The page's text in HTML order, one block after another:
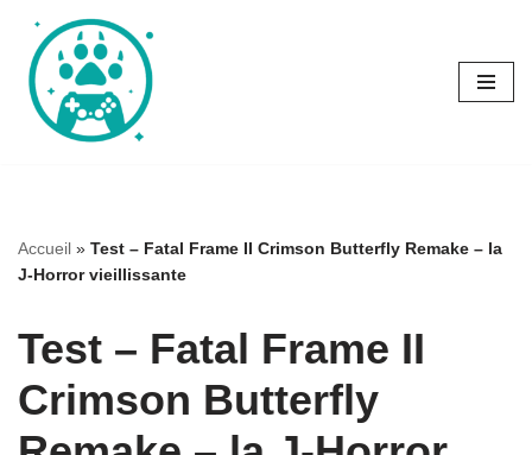
Aller
au
contenu
Accueil » Test – Fatal Frame II Crimson Butterfly Remake – la
J-Horror vieillissante
Test – Fatal Frame II
Crimson Butterfly